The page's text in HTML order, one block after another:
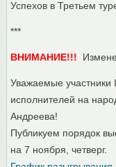
Успехов в Третьем
***
ВНИМАНИЕ!!!
Уважаемые
исполнителей на
Андреева!
Публикуем порядок
на 7 ноября, четверг.